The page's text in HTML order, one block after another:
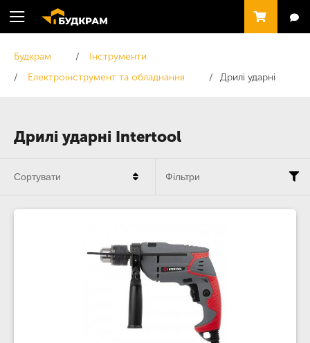
Дрилі ударні Intertool
Будкрам
Інструменти
Електроінструмент та обладнання
Дрилі ударні
Сортувати Фільтри